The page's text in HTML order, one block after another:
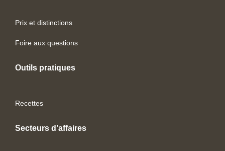
Prix et distinctions
Foire aux questions
Outils pratiques
Recettes
Secteurs d’affaires